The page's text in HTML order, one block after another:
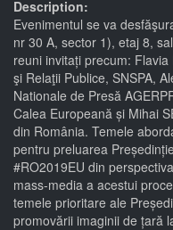
Description:
Evenimentul se va
nr 30 A, sector 1), etaj 8,
reuni invitați precum:
şi Relaţii Publice, SNSPA,
Nationale de Presă
Calea Europeană și Mihai
din România. Temele
pentru preluarea
#RO2019EU din
mass-media a acestui
temele prioritare ale
promovării imaginii de țară